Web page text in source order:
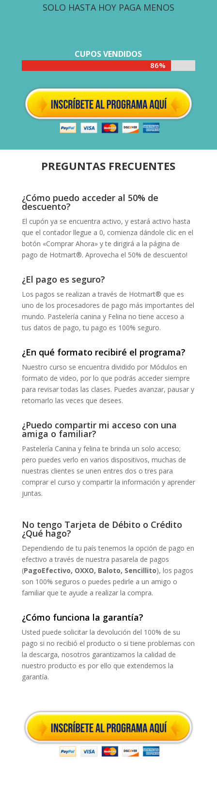
SOLO HASTA HOY PAGA MENOS
CUPOS VENDIDOS
86%
86%
PREGUNTAS FRECUENTES
¿Cómo puedo acceder al 50% de
descuento?
El cupón ya se encuentra activo, y estará activo hasta
que el contador llegue a 0, comienza dándole clic en el
botón «Comprar Ahora» y te dirigirá a la página de
pago de Hotmart®. Aprovecha el 50% de descuento!
¿El pago es seguro?
Los pagos se realizan a través de Hotmart® que es
uno de los procesadores de pago más importantes del
mundo. Pastelería canina y Felina no tiene acceso a
tus datos de pago, tu pago es 100% seguro.
¿En qué formato recibiré el programa?
Nuestro curso se encuentra dividido por Módulos en
formato de video, por lo que podrás acceder siempre
para revisar todas las clases. Puedes avanzar, pausar y
retomarlo las veces que desees.
¿Puedo compartir mi acceso con una
amiga o familiar?
Pastelería Canina y felina te brinda un solo acceso;
pero puedes verlo en varios dispositivos, muchas de
nuestras clientes se unen entres dos o tres para
comprar el curso y compartir la información y aprender
juntas.
No tengo Tarjeta de Débito o Crédito
¿Qué hago?
Dependiendo de tu país tenemos la opción de pago en
efectivo a través de nuestra pasarela de pagos
(PagoEfectivo, OXXO, Baloto, Sencillito), los pagos
son 100% seguros o puedes pedirle a un amigo o
familiar que te ayude a realizar la compra.
¿Cómo funciona la garantía?
Usted puede solicitar la devolución del 100% de su
pago si no recibió el producto o si tiene problemas con
la descarga, nosotros garantizamos la calidad de
nuestro producto es por ello que extendemos la
garantía.